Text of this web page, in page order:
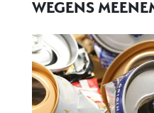
WEGENS